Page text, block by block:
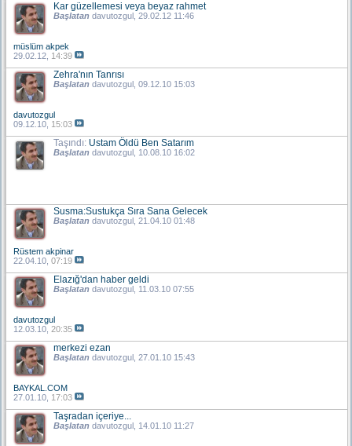
Kar güzellemesi veya beyaz rahmet
Başlatan davutozgul , 29.02.12 11:46
müslüm akpek
29.02.12, 14:39
Zehra'nın Tanrısı
Başlatan davutozgul , 09.12.10 15:03
davutozgul
09.12.10, 15:03
Taşındı: Ustam Öldü Ben Satarım
Başlatan davutozgul , 10.08.10 16:02
Susma:Sustukça Sıra Sana Gelecek
Başlatan davutozgul , 21.04.10 01:48
Rüstem akpinar
22.04.10, 07:19
Elazığ'dan haber geldi
Başlatan davutozgul , 11.03.10 07:55
davutozgul
12.03.10, 20:35
merkezi ezan
Başlatan davutozgul , 27.01.10 15:43
BAYKAL.COM
27.01.10, 17:03
Taşradan içeriye...
Başlatan davutozgul , 14.01.10 11:27